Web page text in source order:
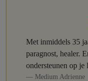
Met inmiddels 35
paragnost, healer.
ondersteunen op je
Medium Adrienne